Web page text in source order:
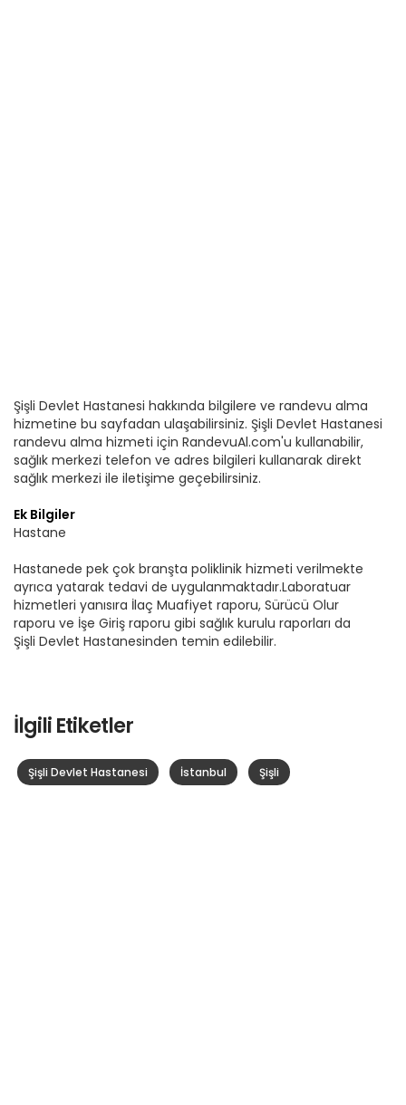
Şişli Devlet Hastanesi hakkında bilgilere ve randevu alma
hizmetine bu sayfadan ulaşabilirsiniz. Şişli Devlet Hastanesi
randevu alma hizmeti için RandevuAl.com'u kullanabilir,
sağlık merkezi telefon ve adres bilgileri kullanarak direkt
sağlık merkezi ile iletişime geçebilirsiniz.
Ek Bilgiler
Hastane
Hastanede pek çok branşta poliklinik hizmeti verilmekte
ayrıca yatarak tedavi de uygulanmaktadır.Laboratuar
hizmetleri yanısıra İlaç Muafiyet raporu, Sürücü Olur
raporu ve İşe Giriş raporu gibi sağlık kurulu raporları da
Şişli Devlet Hastanesinden temin edilebilir.
İlgili Etiketler
Şişli Devlet Hastanesi İstanbul Şişli